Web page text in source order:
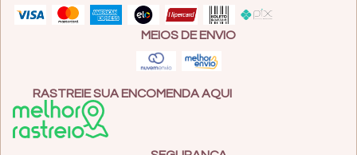
MEIOS DE ENVIO
RASTREIE SUA ENCOMENDA AQUI